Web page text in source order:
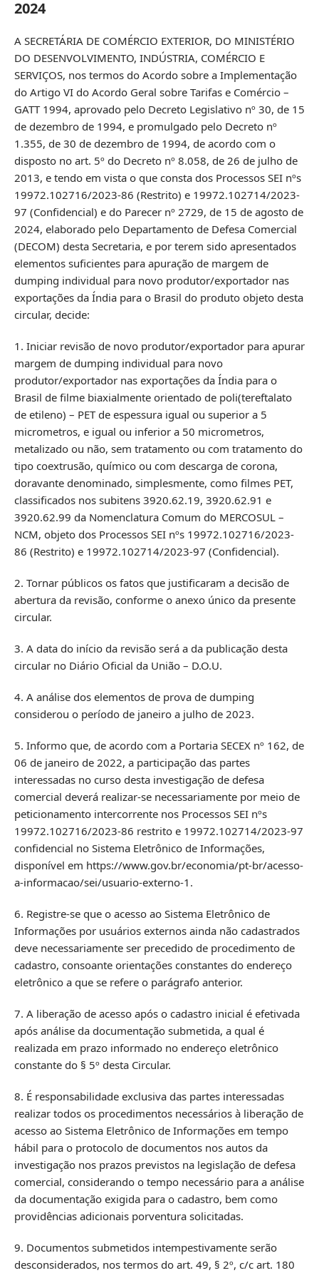
2024
A SECRETÁRIA DE COMÉRCIO EXTERIOR, DO MINISTÉRIO
DO DESENVOLVIMENTO, INDÚSTRIA, COMÉRCIO E
SERVIÇOS, nos termos do Acordo sobre a Implementação
do Artigo VI do Acordo Geral sobre Tarifas e Comércio –
GATT 1994, aprovado pelo Decreto Legislativo nº 30, de 15
de dezembro de 1994, e promulgado pelo Decreto nº
1.355, de 30 de dezembro de 1994, de acordo com o
disposto no art. 5º do Decreto nº 8.058, de 26 de julho de
2013, e tendo em vista o que consta dos Processos SEI nºs
19972.102716/2023-86 (Restrito) e 19972.102714/2023-
97 (Confidencial) e do Parecer nº 2729, de 15 de agosto de
2024, elaborado pelo Departamento de Defesa Comercial
(DECOM) desta Secretaria, e por terem sido apresentados
elementos suficientes para apuração de margem de
dumping individual para novo produtor/exportador nas
exportações da Índia para o Brasil do produto objeto desta
circular, decide:
1. Iniciar revisão de novo produtor/exportador para apurar
margem de dumping individual para novo
produtor/exportador nas exportações da Índia para o
Brasil de filme biaxialmente orientado de poli(tereftalato
de etileno) – PET de espessura igual ou superior a 5
micrometros, e igual ou inferior a 50 micrometros,
metalizado ou não, sem tratamento ou com tratamento do
tipo coextrusão, químico ou com descarga de corona,
doravante denominado, simplesmente, como filmes PET,
classificados nos subitens 3920.62.19, 3920.62.91 e
3920.62.99 da Nomenclatura Comum do MERCOSUL –
NCM, objeto dos Processos SEI nºs 19972.102716/2023-
86 (Restrito) e 19972.102714/2023-97 (Confidencial).
2. Tornar públicos os fatos que justificaram a decisão de
abertura da revisão, conforme o anexo único da presente
circular.
3. A data do início da revisão será a da publicação desta
circular no Diário Oficial da União – D.O.U.
4. A análise dos elementos de prova de dumping
considerou o período de janeiro a julho de 2023.
5. Informo que, de acordo com a Portaria SECEX nº 162, de
06 de janeiro de 2022, a participação das partes
interessadas no curso desta investigação de defesa
comercial deverá realizar-se necessariamente por meio de
peticionamento intercorrente nos Processos SEI nºs
19972.102716/2023-86 restrito e 19972.102714/2023-97
confidencial no Sistema Eletrônico de Informações,
disponível em https://www.gov.br/economia/pt-br/acesso-
a-informacao/sei/usuario-externo-1.
6. Registre-se que o acesso ao Sistema Eletrônico de
Informações por usuários externos ainda não cadastrados
deve necessariamente ser precedido de procedimento de
cadastro, consoante orientações constantes do endereço
eletrônico a que se refere o parágrafo anterior.
7. A liberação de acesso após o cadastro inicial é efetivada
após análise da documentação submetida, a qual é
realizada em prazo informado no endereço eletrônico
constante do § 5º desta Circular.
8. É responsabilidade exclusiva das partes interessadas
realizar todos os procedimentos necessários à liberação de
acesso ao Sistema Eletrônico de Informações em tempo
hábil para o protocolo de documentos nos autos da
investigação nos prazos previstos na legislação de defesa
comercial, considerando o tempo necessário para a análise
da documentação exigida para o cadastro, bem como
providências adicionais porventura solicitadas.
9. Documentos submetidos intempestivamente serão
desconsiderados, nos termos do art. 49, § 2º, c/c art. 180